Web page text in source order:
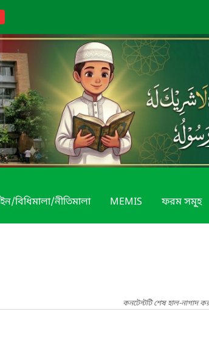
বিধিমালা/নীতিমালা MEMIS ফরম সমূ্হ
কনটেন্টটি শেষ হাল-নাগাদ